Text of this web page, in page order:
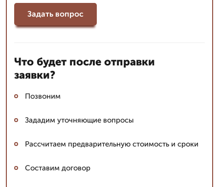
Задать вопрос
Что будет после отправки
заявки?
Позвоним
Зададим уточняющие вопросы
Рассчитаем предварительную стоимость и сроки
Составим договор